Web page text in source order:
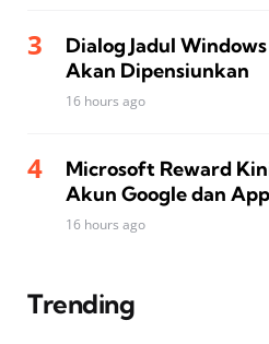
Dialog Jadul
Akan Dipensiunkan
16 hours ago
Microsoft Reward
Akun Google dan
16 hours ago
Trending